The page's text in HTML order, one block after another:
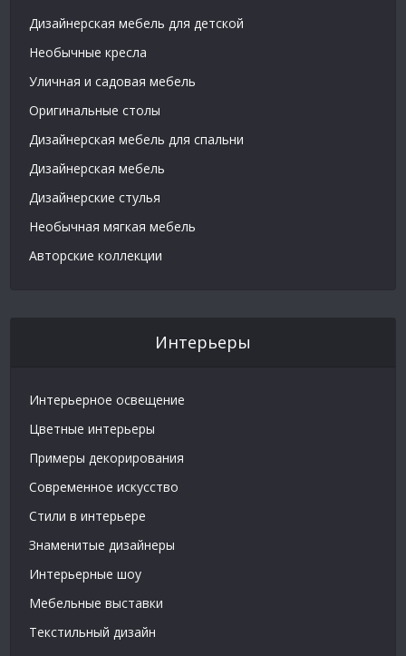
Дизайнерская мебель для детской
Необычные кресла
Уличная и садовая мебель
Оригинальные столы
Дизайнерская мебель для спальни
Дизайнерская мебель
Дизайнерские стулья
Необычная мягкая мебель
Авторские коллекции
Интерьеры
Интерьерное освещение
Цветные интерьеры
Примеры декорирования
Современное искусство
Стили в интерьере
Знаменитые дизайнеры
Интерьерные шоу
Мебельные выставки
Текстильный дизайн